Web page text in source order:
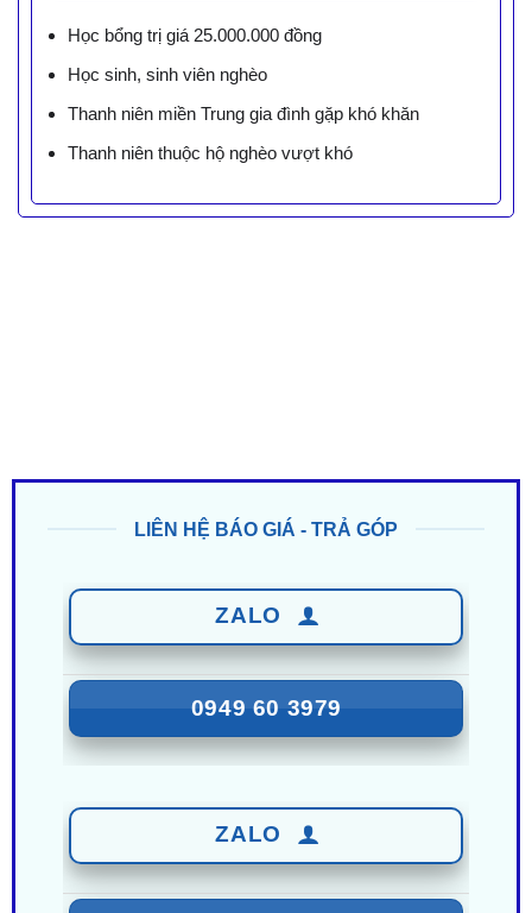
Học bổng trị giá 25.000.000 đồng
Học sinh, sinh viên nghèo
Thanh niên miền Trung gia đình gặp khó khăn
Thanh niên thuộc hộ nghèo vượt khó
LIÊN HỆ BÁO GIÁ - TRẢ GÓP
ZALO
0949 60 3979
ZALO